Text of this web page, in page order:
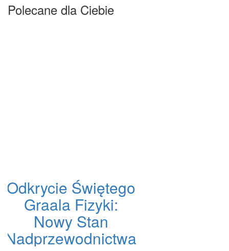
Polecane dla Ciebie
Odkrycie Świętego
Graala Fizyki:
Nowy Stan
Nadprzewodnictwa